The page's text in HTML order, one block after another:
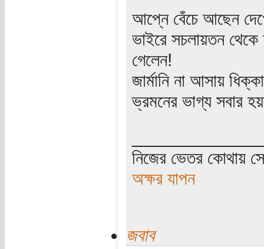
আপ্নে বেঁচে আছেন
ভাইরে সচলায়তন থেকে
গেলেন!
জার্মানি না আসায়
ভ্রমনের ভাগ্য সবার
নিজের ভেতর কোথায়
অক্ষর যাপন
জবাব